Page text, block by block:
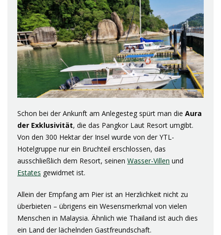
Schon bei der Ankunft am Anlegesteg spürt man die Aura
der Exklusivität, die das Pangkor Laut Resort umgibt.
Von den 300 Hektar der Insel wurde von der YTL-
Hotelgruppe nur ein Bruchteil erschlossen, das
ausschließlich dem Resort, seinen Wasser-Villen und
Estates gewidmet ist.
Allein der Empfang am Pier ist an Herzlichkeit nicht zu
überbieten – übrigens ein Wesensmerkmal von vielen
Menschen in Malaysia. Ähnlich wie Thailand ist auch dies
ein Land der lächelnden Gastfreundschaft.